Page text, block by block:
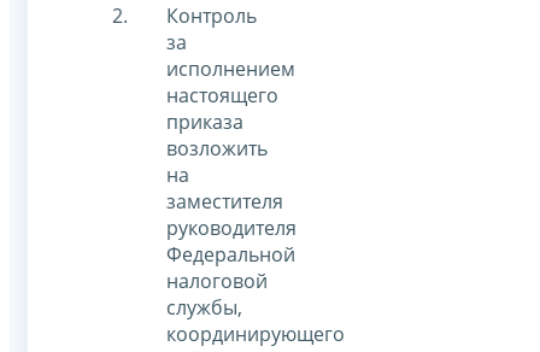
Контроль
за
исполнением
настоящего
приказа
возложить
на
заместителя
руководителя
Федеральной
налоговой
службы,
координирующего